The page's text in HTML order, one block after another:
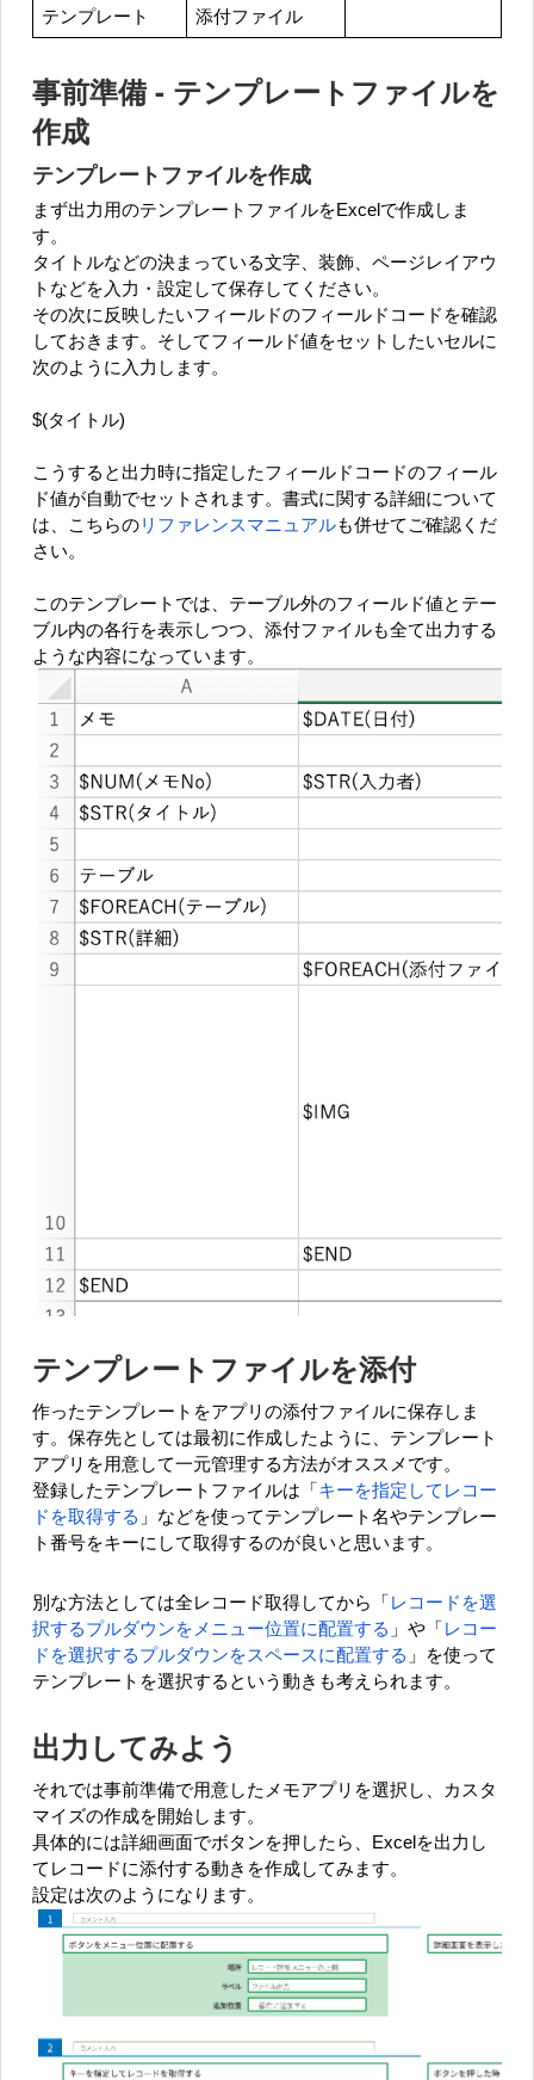
テンプレート 添付ファイル
事前準備 - テンプレートファイルを
作成
テンプレートファイルを作成
まず出力用のテンプレートファイルをExcelで作成しま
す。
タイトルなどの決まっている文字、装飾、ページレイアウ
トなどを入力・設定して保存してください。
その次に反映したいフィールドのフィールドコードを確認
しておきます。そしてフィールド値をセットしたいセルに
次のように入力します。
$(タイトル)
こうすると出力時に指定したフィールドコードのフィール
ド値が自動でセットされます。書式に関する詳細について
は、こちらのリファレンスマニュアルも併せてご確認くだ
さい。
このテンプレートでは、テーブル外のフィールド値とテー
ブル内の各行を表示しつつ、添付ファイルも全て出力する
ような内容になっています。
テンプレートファイルを添付
作ったテンプレートをアプリの添付ファイルに保存しま
す。保存先としては最初に作成したように、テンプレート
アプリを用意して一元管理する方法がオススメです。
登録したテンプレートファイルは「 キーを指定してレコー
ドを取得する 」などを使ってテンプレート名やテンプレー
ト番号をキーにして取得するのが良いと思います。
別な方法としては全レコード取得してから「 レコードを選
択するプルダウンをメニュー位置に配置する 」や「 レコー
ドを選択するプルダウンをスペースに配置する 」を使って
テンプレートを選択するという動きも考えられます。
出力してみよう
それでは事前準備で用意したメモアプリを選択し、カスタ
マイズの作成を開始します。
具体的には詳細画面でボタンを押したら、Excelを出力し
てレコードに添付する動きを作成してみます。
設定は次のようになります。